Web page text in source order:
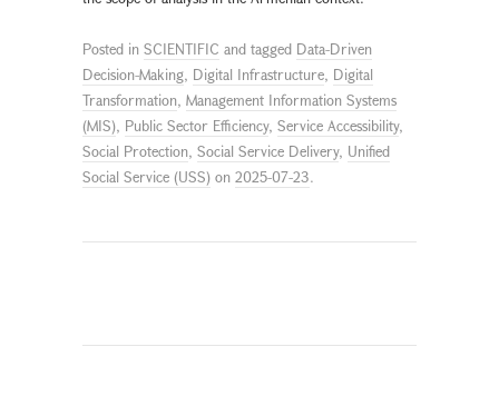
Posted in SCIENTIFIC and tagged Data-Driven
Decision-Making, Digital Infrastructure, Digital
Transformation, Management Information Systems
(MIS), Public Sector Efficiency, Service Accessibility,
Social Protection, Social Service Delivery, Unified
Social Service (USS) on 2025-07-23.